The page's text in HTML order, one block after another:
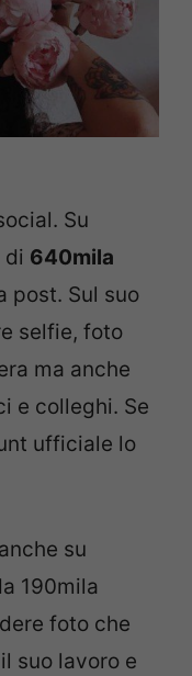
Su
di 640mila
post. Sul suo
selfie, foto
ma anche
e colleghi. Se
ufficiale lo
su
190mila
foto che
suo lavoro e